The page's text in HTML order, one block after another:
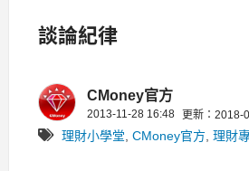
談論紀律
CMoney官方
2013-11-28 16:48 更新：2018-
理財小學堂 CMoney官方 理財